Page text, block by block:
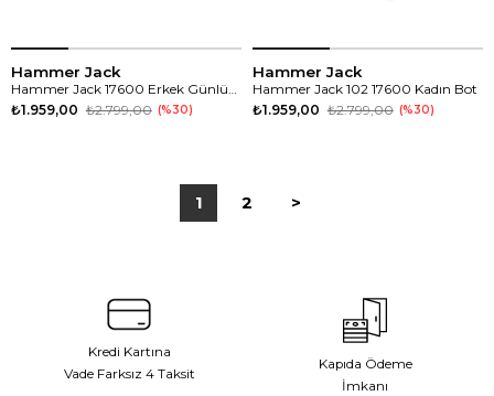
Hammer Jack
₺1.959,00 ₺2.799,00 %30
Hammer Jack
Hammer Jack 102 17600 Kadın Bot
₺1.959,00 ₺2.799,00 %30
1 2 >
Kredi Kartına
Vade Farksız 4 Taksit
Kapıda Ödeme
İmkanı